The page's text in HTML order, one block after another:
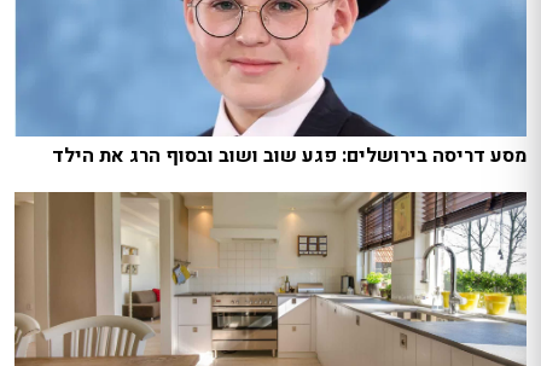
מסע דריסה בירושלים: פגע שוב ושוב ובסוף הרג את הילד